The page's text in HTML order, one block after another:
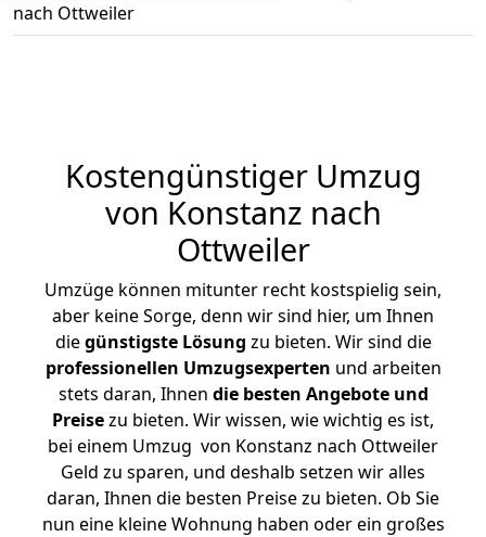
nach Ottweiler
Kostengünstiger Umzug
von Konstanz nach
Ottweiler
Umzüge können mitunter recht kostspielig sein,
aber keine Sorge, denn wir sind hier, um Ihnen
diegünstigste Lösung zu bieten. Wir sind die
professionellen Umzugsexperten und arbeiten
stets daran, Ihnen die besten Angebote und
Preisezu bieten. Wir wissen, wie wichtig es ist,
bei einem Umzug von Konstanz nach Ottweiler
Geld zu sparen, und deshalb setzen wir alles
daran, Ihnen die besten Preise zu bieten. Ob Sie
nun eine kleine Wohnung haben oder ein großes